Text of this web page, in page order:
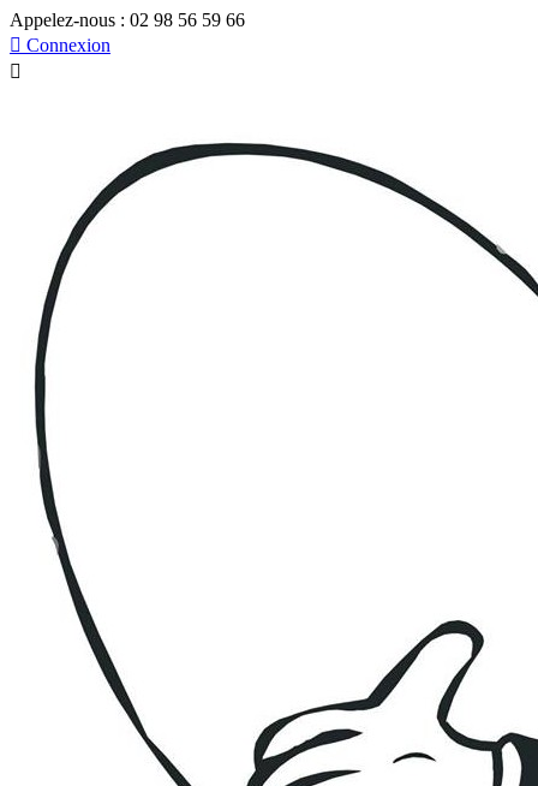
Appelez-nous : 02 98 56 59 66
 Connexion
